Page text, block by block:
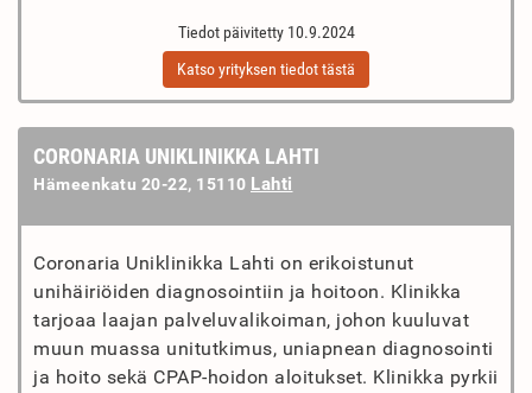
Tiedot päivitetty 10.9.2024
Katso yrityksen tiedot tästä
CORONARIA UNIKLINIKKA LAHTI
Hämeenkatu 20-22, 15110 Lahti
Coronaria Uniklinikka Lahti on erikoistunut
unihäiriöiden diagnosointiin ja hoitoon. Klinikka
tarjoaa laajan palveluvalikoiman, johon kuuluvat
muun muassa unitutkimus, uniapnean diagnosointi
ja hoito sekä CPAP-hoidon aloitukset. Klinikka pyrkii